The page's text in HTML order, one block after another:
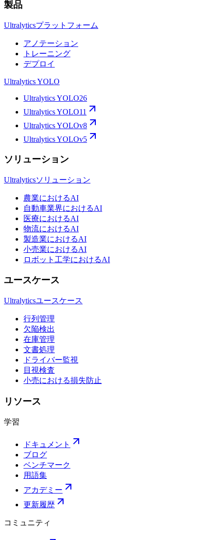
製品
Ultralyticsプラットフォーム
アノテーション
トレーニング
デプロイ
Ultralytics YOLO
Ultralytics YOLO26
Ultralytics YOLO11
Ultralytics YOLOv8
Ultralytics YOLOv5
ソリューション
Ultralyticsソリューション
農業におけるAI
自動車業界におけるAI
医療におけるAI
物流におけるAI
製造業におけるAI
小売業におけるAI
ロボット工学におけるAI
ユースケース
Ultralyticsユースケース
行列管理
欠陥検出
在庫管理
文書処理
ドライバー監視
目視検査
小売における損失防止
リソース
学習
ドキュメント
ブログ
ベンチマーク
用語集
アカデミー
更新履歴
コミュニティ